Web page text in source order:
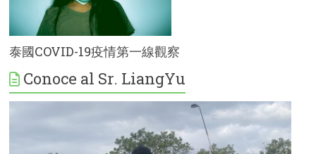
泰國COVID-19疫情第一線觀察
Conoce al Sr. LiangYu